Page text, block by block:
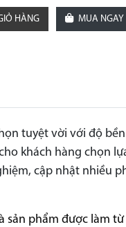
HÀNG MUA NGAY
tuyệt vời với độ
khách hàng chọn
cập nhật nhiều
sản phẩm được làm